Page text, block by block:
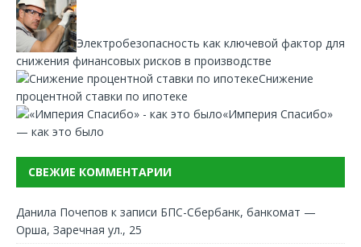
Электробезопасность как ключевой фактор для
снижения финансовых рисков в производстве
Снижение
процентной ставки по ипотеке
«Империя Спасибо»
— как это было
СВЕЖИЕ КОММЕНТАРИИ
Данила Почепов к записи БПС-Сбербанк, банкомат —
Орша, Заречная ул., 25